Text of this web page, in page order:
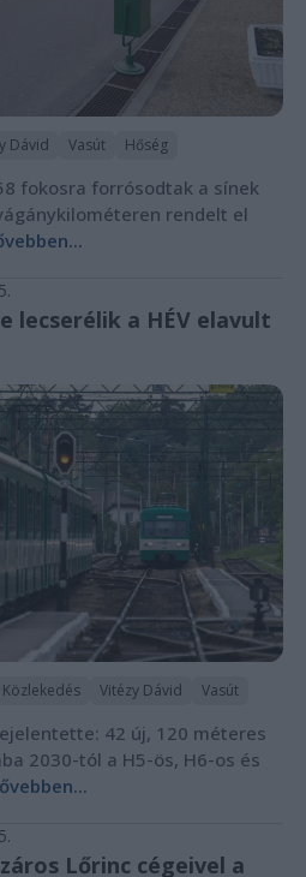
Dávid Vasút Hőség
fokosra forrósodtak a sínek
rendelt el
lecserélik a HÉV elavult
Közlekedés Vitézy Dávid Vasút
42 új, 120 méteres
2030-tól a H5-ös, H6-os és
Lőrinc cégeivel a